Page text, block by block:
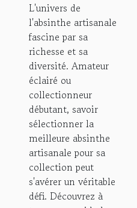
pour votre
collection
?
L'univers de
l'absinthe artisanale
fascine par sa
richesse et sa
diversité. Amateur
éclairé ou
collectionneur
débutant, savoir
sélectionner la
meilleure absinthe
artisanale pour sa
collection peut
s'avérer un véritable
défi. Découvrez à